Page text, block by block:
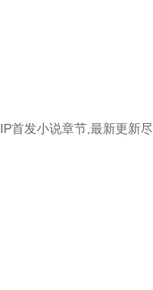
首发小说章节,最新更新尽